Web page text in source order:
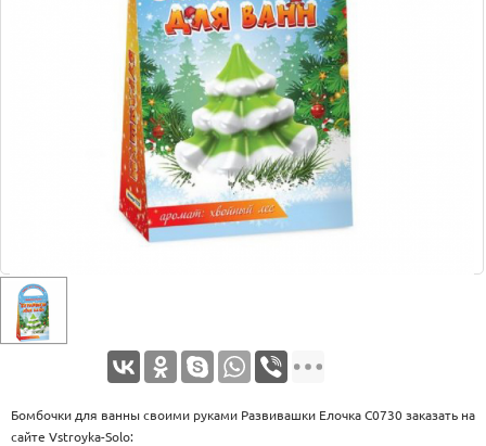
Бомбочки для ванны своими руками Развивашки Елочка С0730 заказать на
сайте Vstroyka-Solo: